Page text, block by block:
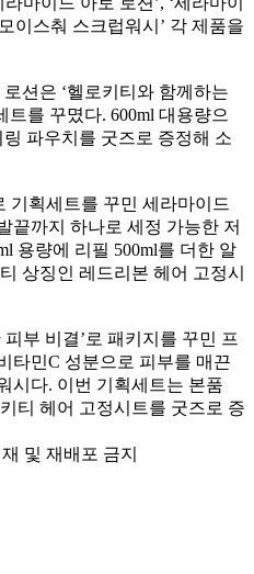
이스춰 스크럽워시’ 각 제품을
션은 ‘헬로키티와 함께하는
트를 꾸몄다. 600ml 대용량으
파우치를 굿즈로 증정해 소
기획세트를 꾸민 세라마이드
끝까지 하나로 세정 가능한 저
용량에 리필 500ml를 더한 알
상징인 레드리본 헤어 고정시
부 비결’로 패키지를 꾸민 프
타민C 성분으로 피부를 매끈
시다. 이번 기획세트는 본품
티 헤어 고정시트를 굿즈로 증
및 재배포 금지